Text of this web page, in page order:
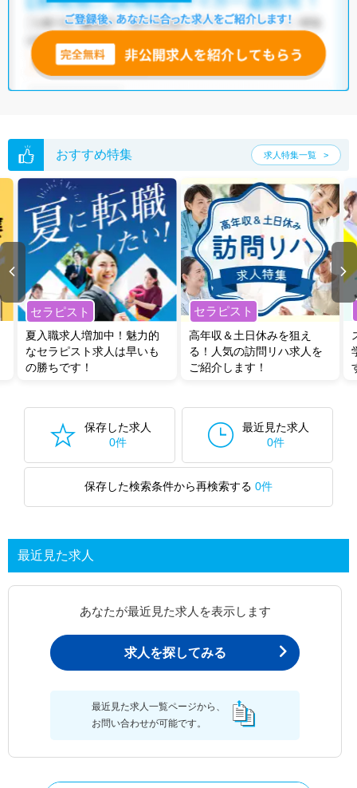
おすすめ特集 求人特集一覧
セラピスト
夏入職求人増加中！魅力的
なセラピスト求人は早いも
の勝ちです！
セラピスト
高年収＆土日休みを狙え
る！人気の訪問リハ求人を
ご紹介します！
保存した求人
0件
最近見た求人
0件
保存した検索条件から再検索する 0件
最近見た求人
あなたが最近見た求人を表示します
求人を探してみる
最近見た求人一覧ページから、
お問い合わせが可能です。